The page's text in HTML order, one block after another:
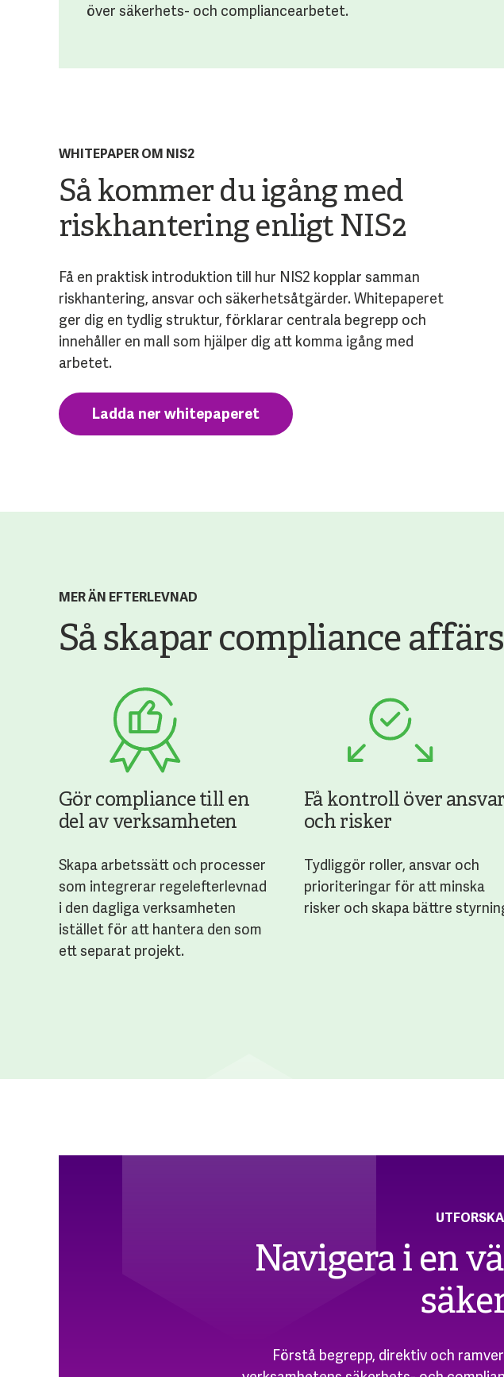
över säkerhets- och compliancearbetet.
WHITEPAPER OM NIS2
Så kommer du igång med
riskhantering enligt NIS2
Få en praktisk introduktion till hur NIS2 kopplar samman
riskhantering, ansvar och säkerhetsåtgärder. Whitepaperet
ger dig en tydlig struktur, förklarar centrala begrepp och
innehåller en mall som hjälper dig att komma igång med
arbetet.
Ladda ner whitepaperet
MER ÄN EFTERLEVNAD
Så skapar compliance
Gör compliance till en
del av verksamheten
Skapa arbetssätt och processer
som integrerar regelefterlevnad
i den dagliga verksamheten
istället för att hantera den som
ett separat projekt.
Få kontroll över ansvar
och risker
Tydliggör roller, ansvar och
prioriteringar för att minska
risker och skapa bättre
Navigera i en
Förstå begrepp, direktiv och